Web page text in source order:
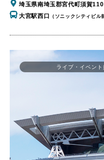
埼玉県南埼玉郡宮代町須賀110
大宮駅西口
（ソニックシティビル
ライブ・イベン